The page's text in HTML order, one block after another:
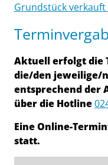
Grundstück verkauft
Aktuell erfolgt die
die/den jeweilige/
entsprechend der
über die Hotline
Eine Online-
statt.